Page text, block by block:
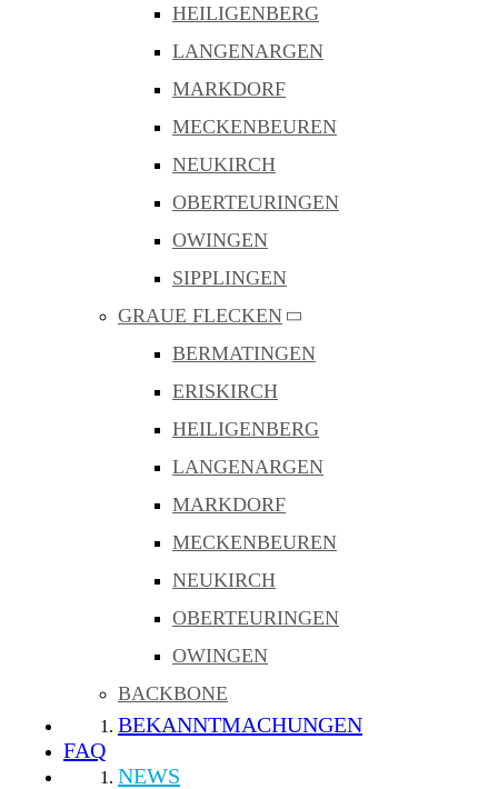
HEILIGENBERG
LANGENARGEN
MARKDORF
MECKENBEUREN
NEUKIRCH
OBERTEURINGEN
OWINGEN
SIPPLINGEN
GRAUE FLECKEN
BERMATINGEN
ERISKIRCH
HEILIGENBERG
LANGENARGEN
MARKDORF
MECKENBEUREN
NEUKIRCH
OBERTEURINGEN
OWINGEN
BACKBONE
BEKANNTMACHUNGEN
FAQ
NEWS